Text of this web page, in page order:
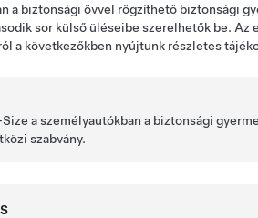
a biztonsági övvel rögzíthető biztonsági
sor külső üléseibe szerelhetők be. Az
a következőkben nyújtunk részletes
Size a személyautókban a biztonsági
szabvány.